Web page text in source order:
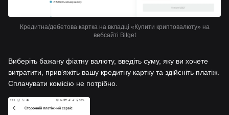
Кредитна/дебетова картка на вкладці «Купити криптовалюту» на
вебсайті Bitget
Виберіть бажану фіатну валюту, введіть суму, яку ви хочете
витратити, привʼяжіть вашу кредитну картку та здійсніть платіж.
Сплачувати комісію не потрібно.